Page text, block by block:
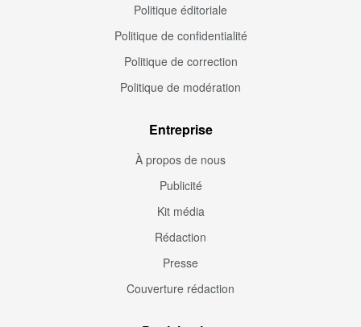
Politique éditoriale
Politique de confidentialité
Politique de correction
Politique de modération
Entreprise
À propos de nous
Publicité
Kit média
Rédaction
Presse
Couverture rédaction